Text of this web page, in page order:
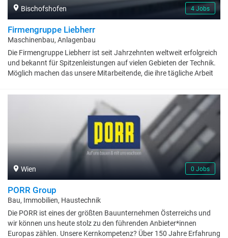
4 Jobs
Bischofshofen
Firmengruppe Liebherr
Maschinenbau, Anlagenbau
Die Firmengruppe Liebherr ist seit Jahrzehnten weltweit erfolgreich
und bekannt für Spitzenleistungen auf vielen Gebieten der Technik.
Möglich machen das unsere Mitarbeitende, die ihre tägliche Arbeit
Unternehmenserfolg sind. 56.000 Gesichter – 56.000 Geschichten.
Was sie verbindet? Die Überzeugung des Firmengründers Hans
Liebherr, dass man auch Ziele erreichen kann, die zunächst
unvorstellbar erscheinen. Jeder unserer Mitarbeitenden trägt mit
Begeisterung und ganz eigenen Ideen dazu bei, dass passende
Lösungen für jede Aufgabe unserer Kunden entstehen, und sei sie
auch noch so anspruchsvoll. Dabei nutzen sie den gegebenen
Handlungsfreiraum und können sich auf einen starken
Zusammenhalt verlassen. Wir sind stets auf der Suche nach
Talenten, die ihre Kompetenz und ihre Begeisterung in dem
familiengeführten Unternehmen Liebherr in ganz unterschiedlichen
Bereichen einbringen. Wir freuen uns auf Sie!
0 Jobs
Wien
PORR Group
Bau, Immobilien, Haustechnik
Die PORR ist eines der größten Bauunternehmen Österreichs und
wir können uns heute stolz zu den führenden Anbieter*innen
Europas zählen. Unsere Kernkompetenz? Über 150 Jahre Erfahrung